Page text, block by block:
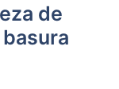
de